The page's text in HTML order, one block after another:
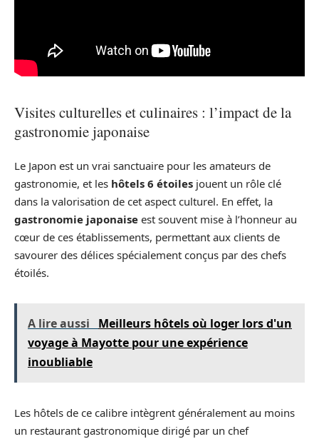
Visites culturelles et culinaires : l’impact de la
gastronomie japonaise
Le Japon est un vrai sanctuaire pour les amateurs de
gastronomie, et les hôtels 6 étoiles jouent un rôle clé
dans la valorisation de cet aspect culturel. En effet, la
gastronomie japonaise est souvent mise à l’honneur au
cœur de ces établissements, permettant aux clients de
savourer des délices spécialement conçus par des chefs
étoilés.
A lire aussi
Meilleurs hôtels où loger lors d'un
voyage à Mayotte pour une expérience
inoubliable
Les hôtels de ce calibre intègrent généralement au moins
un restaurant gastronomique dirigé par un chef